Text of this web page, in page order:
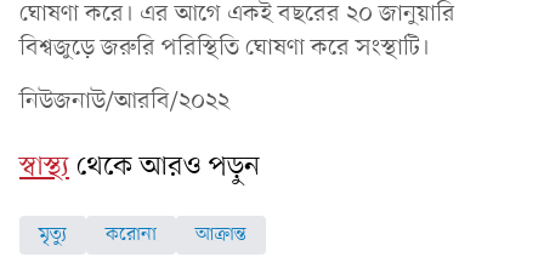
ঘোষণা করে। এর আগে একই বছরের ২০ জানুয়ারি
বিশ্বজুড়ে জরুরি পরিস্থিতি ঘোষণা করে সংস্থাটি।
নিউজনাউ/আরবি/২০২২
স্বাস্থ্যথেকে আরও পড়ুন
মৃত্যু করোনা আক্রান্ত